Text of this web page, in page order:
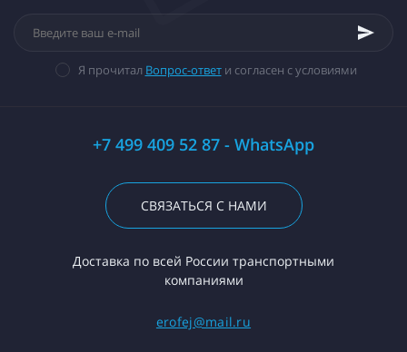
Я прочитал Вопрос-ответи согласен с условиями
+7 499 409 52 87 - WhatsApp
СВЯЗАТЬСЯ С НАМИ
Доставка по всей России транспортными
компаниями
erofej@mail.ru